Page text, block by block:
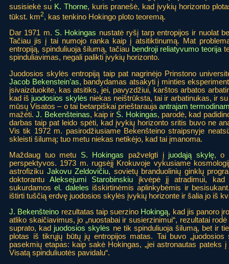
susisiekė su K. Thorne, kuris pranešė, kad įvykių horizonto
tūkst. km2, kas tenkino Hokingo ploto teoremą.
Dar 1971 m. S. Hokingas nustatė ryšį tarp entropijos ir nuolat
Tačiau jis į tai numojo ranka kaip į atsitiktinumą. Mat
entropiją, spinduliuoja šilumą, tačiau bendroji reliatyvumo teorija
spinduliavimas, negali palikti įvykių horizonto.
Juodosios skylės entropiją taip pat nagrinėjo Prinstono
Jacob Bekenstein’as, bandydamas atsakyti į minties
įsivaizduokite, kas atsitiks, jei, pavyzdžiui, karštos arbatos
kad iš juodosios skylės niekas neištrūksta, tai ir arbatinukas, ir
mūsų Visatos – o tai betarpiškai prieštaraujaantrajam
mažėti.J. Bekenšteinas, kaip ir S. Hokingas, parodė, kad
darbas taip pat leido spėti, kad įvykių horizonto sritis buvo ne
Vis tik 1972 m. pasirodžiusiame Bekenšteino straipsnyje
skleisti šilumą; tuo metu niekas netikėjo, kad tai įmanoma.
Maždaug tuo metu S. Hokingas pažvelgti į juodąją skylę, o
perspektyvos. 1973 m. rugsėjį Krokuvoje vykusiame
astrofiziku Jakovu Zeldovičiu, sovietų branduolinių ginklų
doktorantu Aleksejumi Starobinskiu įkvėpė jį atradimui, kad
sukurdamosel. daleles išskirtinėmis aplinkybėmis ir
ištirti tuščią erdvę juodosios skylės įvykių horizonte ir šalia jo iš
J. Bekenšteino rezultatas taip suerzino Hokingą, kad jis panoro
atliko skaičiavimus, jo „nuostabai ir susierzinimui“, rezultatai
suprato, kad juodosios skylės ne tik spinduliuoja šilumą, bet ir
plotas iš tikrųjų būtų jų entropijos matas. Tai buvo
pasekmių etapas: kaip sakė Hokingas, „jei astronautas pateks
Visatą spinduliuotės pavidalu“.